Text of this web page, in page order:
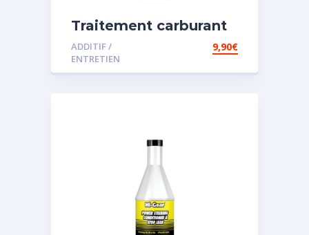
Traitement carburant
diesel et essence
ADDITIF /
ENTRETIEN
9,90€